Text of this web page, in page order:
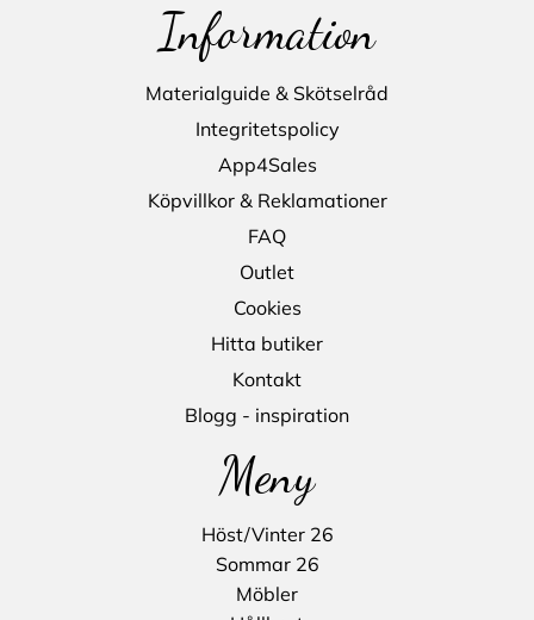
Information
Materialguide & Skötselråd
Integritetspolicy
App4Sales
Köpvillkor & Reklamationer
FAQ
Outlet
Cookies
Hitta butiker
Kontakt
Blogg - inspiration
Meny
Höst/Vinter 26
Sommar 26
Möbler